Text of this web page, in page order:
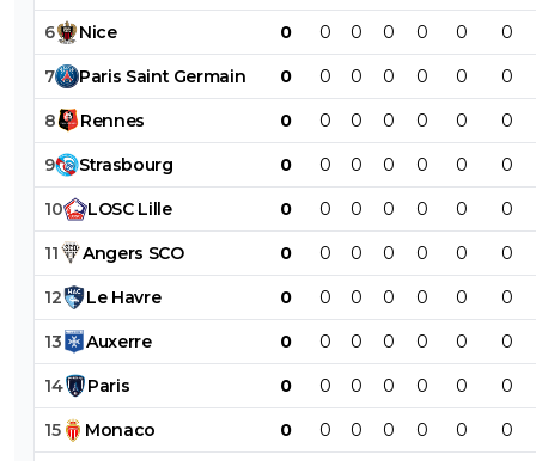
6 Nice 0 0 0 0 0 0 0
7 Paris Saint Germain 0 0 0 0 0 0 0
8 Rennes 0 0 0 0 0 0 0
9 Strasbourg 0 0 0 0 0 0 0
10 LOSC Lille 0 0 0 0 0 0 0
11 Angers SCO 0 0 0 0 0 0 0
12 Le Havre 0 0 0 0 0 0 0
13 Auxerre 0 0 0 0 0 0 0
14 Paris 0 0 0 0 0 0 0
15 Monaco 0 0 0 0 0 0 0